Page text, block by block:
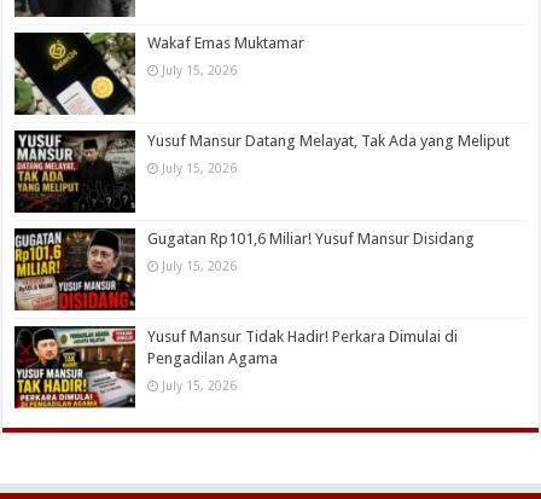
Wakaf Emas Muktamar
July 15, 2026
Yusuf Mansur Datang Melayat, Tak Ada yang Meliput
July 15, 2026
Gugatan Rp101,6 Miliar! Yusuf Mansur Disidang
July 15, 2026
Yusuf Mansur Tidak Hadir! Perkara Dimulai di
Pengadilan Agama
July 15, 2026